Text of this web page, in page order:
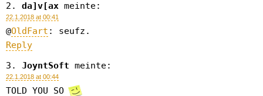
da]v[ax meinte:
22.1.2018 at 00:41
@OldFart : seufz.
Reply
JoyntSoft meinte:
22.1.2018 at 00:44
TOLD YOU SO